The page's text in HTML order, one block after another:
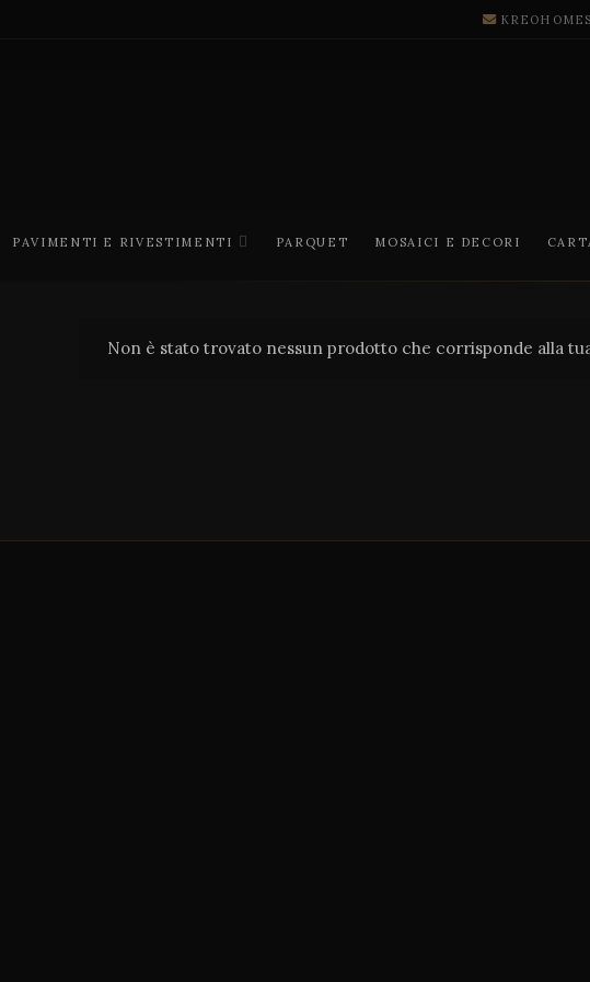
PAVIMENTI E RIVESTIMENTI PARQUET MOSAICI E DECORI
Non è stato trovato nessun prodotto che corrisponde alla